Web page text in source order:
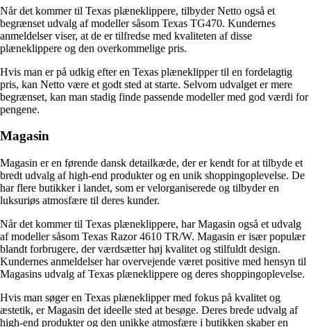
Når det kommer til Texas plæneklippere, tilbyder Netto også et
begrænset udvalg af modeller såsom Texas TG470. Kundernes
anmeldelser viser, at de er tilfredse med kvaliteten af ​​disse
plæneklippere og den overkommelige pris.
Hvis man er på udkig efter en Texas plæneklipper til en fordelagtig
pris, kan Netto være et godt sted at starte. Selvom udvalget er mere
begrænset, kan man stadig finde passende modeller med god værdi for
pengene.
Magasin
Magasin er en førende dansk detailkæde, der er kendt for at tilbyde et
bredt udvalg af high-end produkter og en unik shoppingoplevelse. De
har flere butikker i landet, som er velorganiserede og tilbyder en
luksuriøs atmosfære til deres kunder.
Når det kommer til Texas plæneklippere, har Magasin også et udvalg
af modeller såsom Texas Razor 4610 TR/W. Magasin er især populær
blandt forbrugere, der værdsætter høj kvalitet og stilfuldt design.
Kundernes anmeldelser har overvejende været positive med hensyn til
Magasins udvalg af Texas plæneklippere og deres shoppingoplevelse.
Hvis man søger en Texas plæneklipper med fokus på kvalitet og
æstetik, er Magasin det ideelle sted at besøge. Deres brede udvalg af
high-end produkter og den unikke atmosfære i butikken skaber en